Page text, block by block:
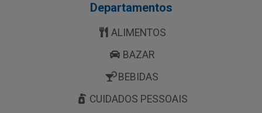
Departamentos
ALIMENTOS
BAZAR
BEBIDAS
CUIDADOS PESSOAIS